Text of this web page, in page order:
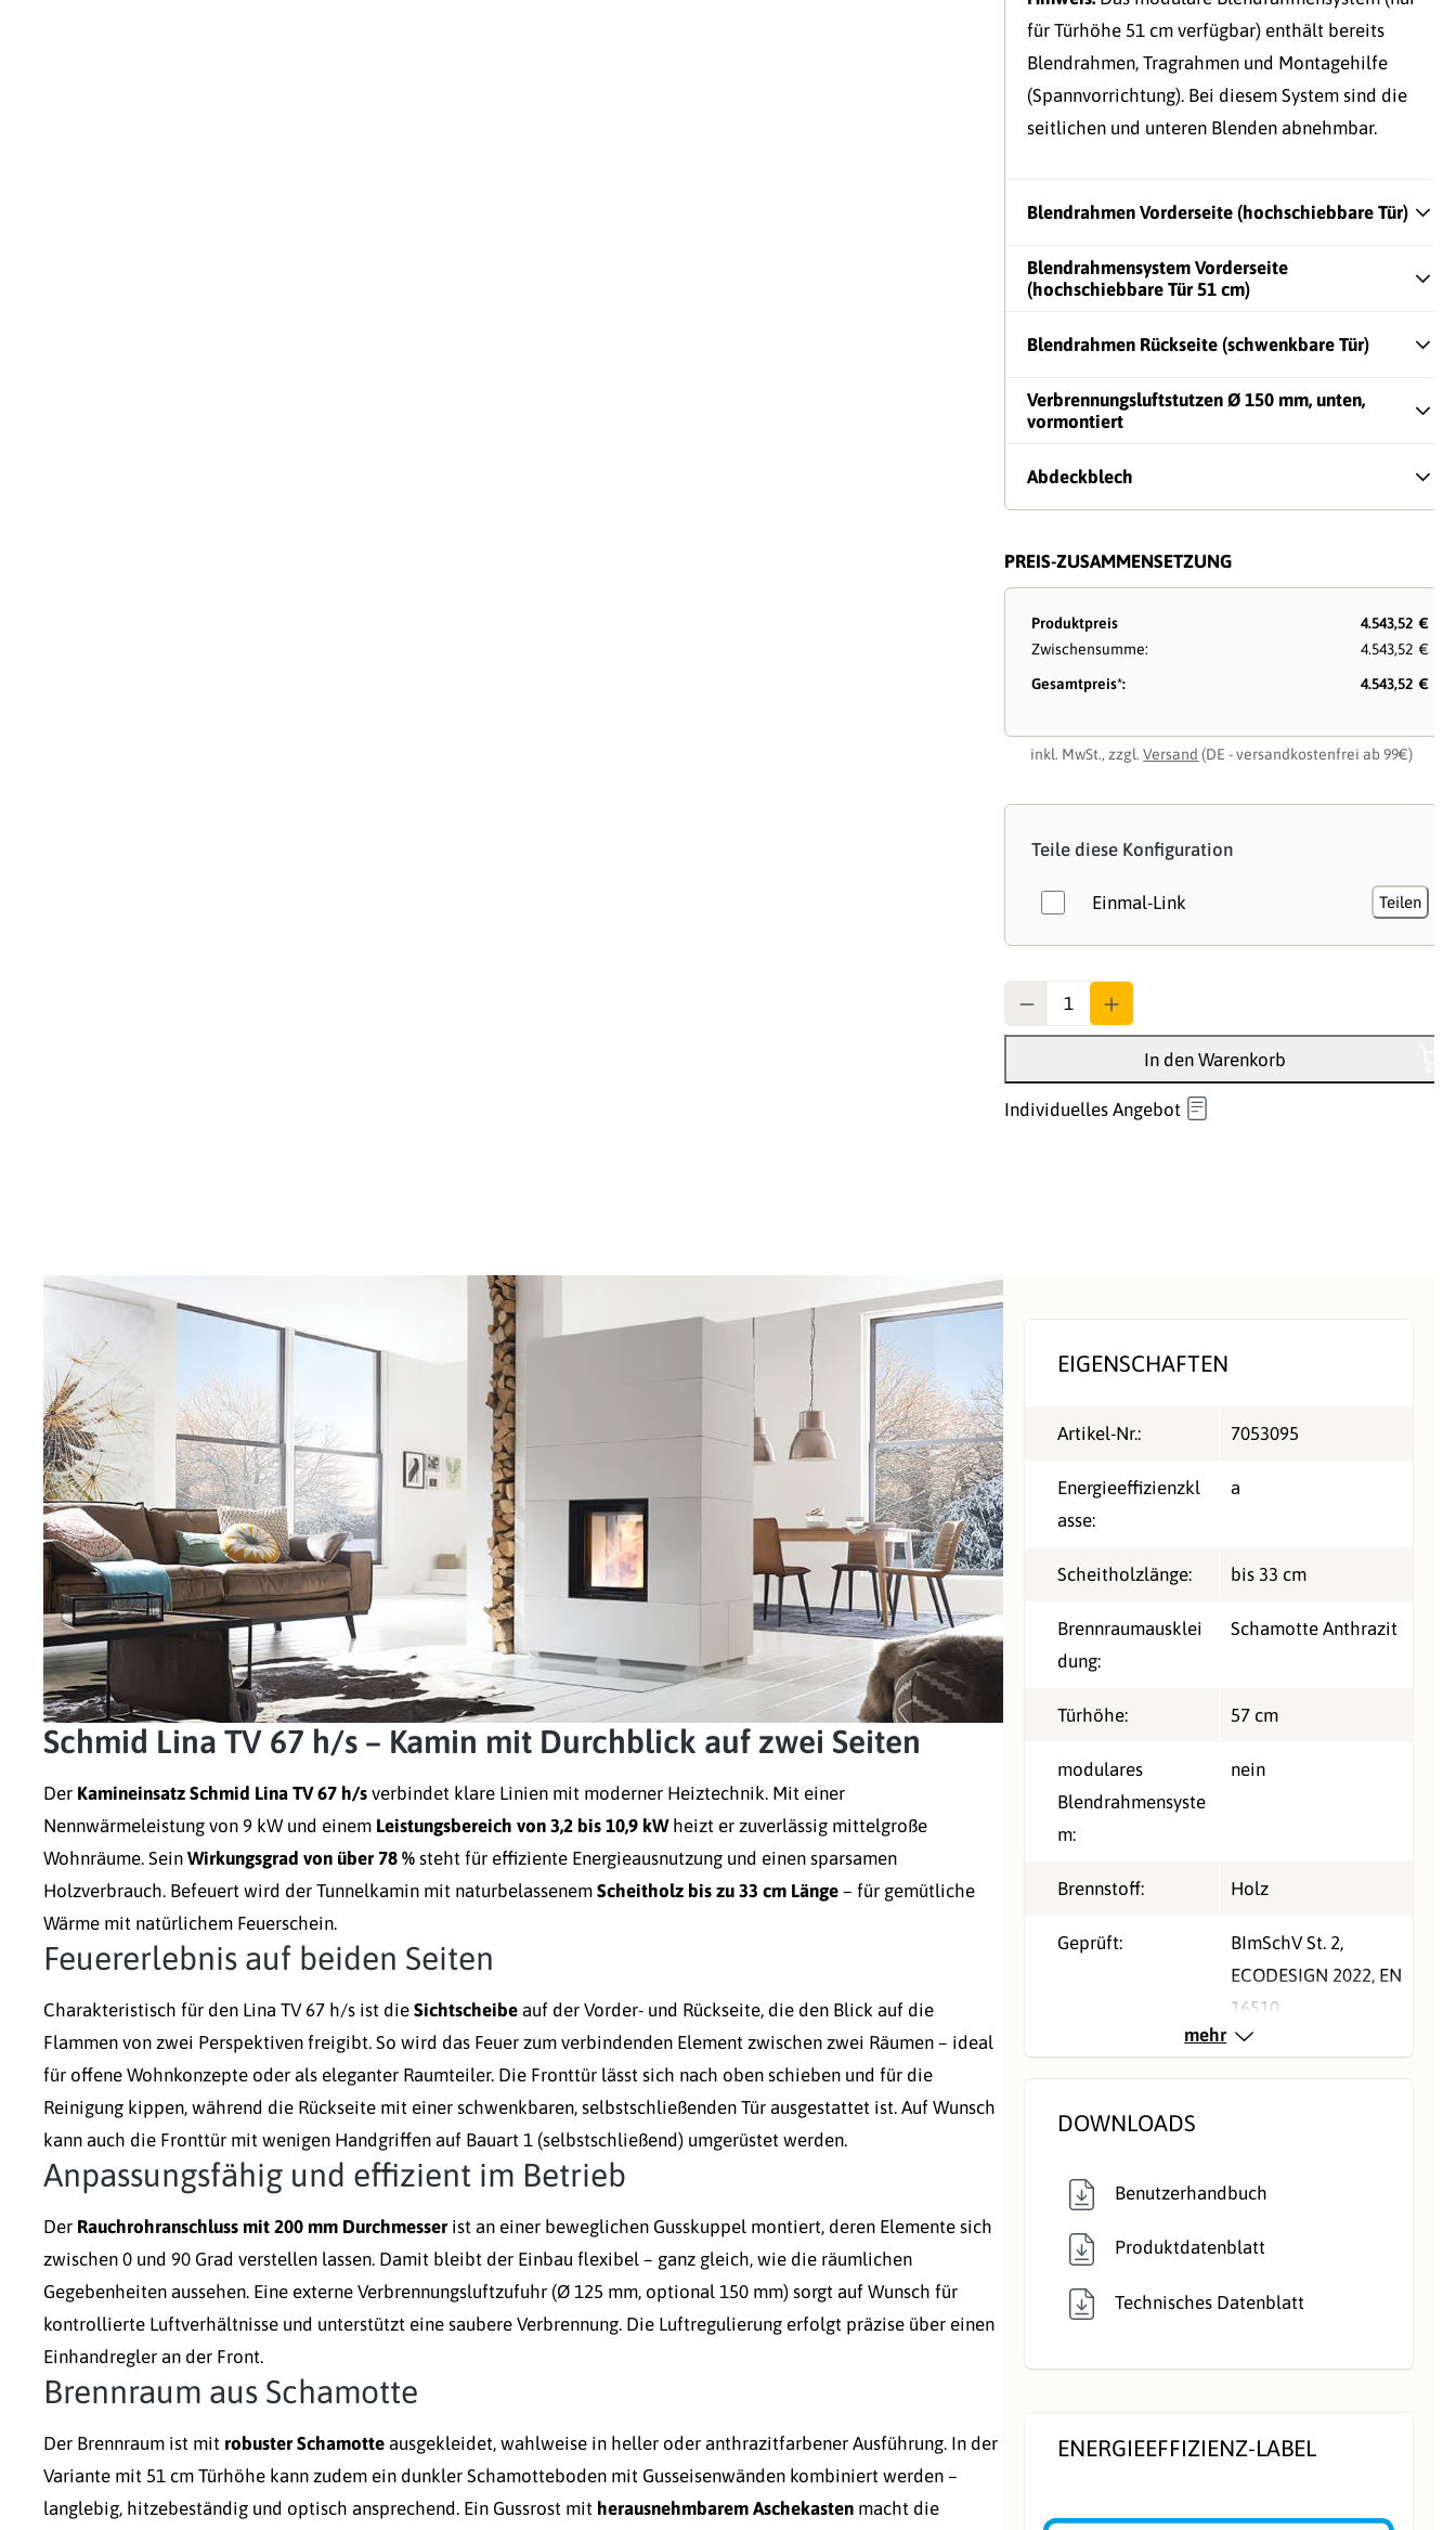
für Türhöhe 51 cm verfügbar) enthält bereits
Blendrahmen, Tragrahmen und Montagehilfe
(Spannvorrichtung). Bei diesem System sind die
seitlichen und unteren Blenden abnehmbar.
Blendrahmen Vorderseite (hochschiebbare Tür)
Blendrahmensystem Vorderseite
(hochschiebbare Tür 51 cm)
Blendrahmen Rückseite (schwenkbare Tür)
Verbrennungsluftstutzen Ø 150 mm, unten,
vormontiert
Abdeckblech
PREIS-ZUSAMMENSETZUNG
Produktpreis
4.543,52 €
Zwischensumme:
4.543,52 €
Gesamtpreis*:
4.543,52 €
inkl. MwSt., zzgl.Versand (DE - versandkostenfrei ab 99€)
Teile diese Konfiguration
Einmal-Link Teilen
In den Warenkorb
Individuelles Angebot
Schmid Lina TV 67 h/s – Kamin mit Durchblick auf zwei Seiten
Der Kamineinsatz Schmid Lina TV 67 h/s verbindet klare Linien mit moderner Heiztechnik. Mit einer
Nennwärmeleistung von 9 kW und einem Leistungsbereich von 3,2 bis 10,9 kWheizt er zuverlässig mittelgroße
Wohnräume. Sein Wirkungsgrad von über 78 % steht für effiziente Energieausnutzung und einen sparsamen
Holzverbrauch. Befeuert wird der Tunnelkamin mit naturbelassenem Scheitholz bis zu 33 cm Länge – für gemütliche
Wärme mit natürlichem Feuerschein.
Feuererlebnis auf beiden Seiten
Charakteristisch für den Lina TV 67 h/s ist die Sichtscheibe auf der Vorder- und Rückseite, die den Blick auf die
Flammen von zwei Perspektiven freigibt. So wird das Feuer zum verbindenden Element zwischen zwei Räumen – ideal
für offene Wohnkonzepte oder als eleganter Raumteiler. Die Fronttür lässt sich nach oben schieben und für die
Reinigung kippen, während die Rückseite mit einer schwenkbaren, selbstschließenden Tür ausgestattet ist. Auf Wunsch
kann auch die Fronttür mit wenigen Handgriffen auf Bauart 1 (selbstschließend) umgerüstet werden.
Anpassungsfähig und effizient im Betrieb
Der Rauchrohranschluss mit 200 mm Durchmesser ist an einer beweglichen Gusskuppel montiert, deren Elemente sich
zwischen 0 und 90 Grad verstellen lassen. Damit bleibt der Einbau flexibel – ganz gleich, wie die räumlichen
Gegebenheiten aussehen. Eine externe Verbrennungsluftzufuhr (Ø 125 mm, optional 150 mm) sorgt auf Wunsch für
kontrollierte Luftverhältnisse und unterstützt eine saubere Verbrennung. Die Luftregulierung erfolgt präzise über einen
Einhandregler an der Front.
Brennraum aus Schamotte
Der Brennraum ist mit robuster Schamotte ausgekleidet, wahlweise in heller oder anthrazitfarbener Ausführung. In der
Variante mit 51 cm Türhöhe kann zudem ein dunkler Schamotteboden mit Gusseisenwänden kombiniert werden –
langlebig, hitzebeständig und optisch ansprechend. Ein Gussrost mit herausnehmbarem Aschekasten macht die
EIGENSCHAFTEN
Artikel-Nr.: 7053095
Energieeffizienzkl
asse:
a
Scheitholzlänge: bis 33 cm
Brennraumausklei
dung:
Schamotte Anthrazit
Türhöhe: 57 cm
modulares
Blendrahmensyste
m:
nein
Brennstoff: Holz
Geprüft: BImSchV St. 2,
ECODESIGN 2022, EN
16510
Nennleistung kW,
9
ss:
Typ: Kamineinsatz
Verbrennungsluft:
mehr
DOWNLOADS
Benutzerhandbuch
Produktdatenblatt
Technisches Datenblatt
ENERGIEEFFIZIENZ-LABEL